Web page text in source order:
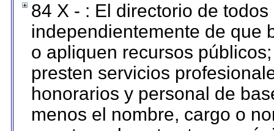
84 X - : El directorio de
independientemente de que
o apliquen recursos
presten servicios
honorarios y personal de
menos el nombre, cargo o